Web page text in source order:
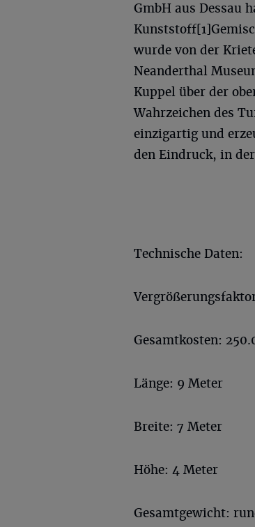
GmbH aus Dessau
wurde von der
Neanderthal
Kuppel über der
Wahrzeichen des
einzigartig und
den Eindruck, in
Technische Daten:
Gesamtkosten:
Länge: 9 Meter
Breite: 7 Meter
Höhe: 4 Meter
Gesamtgewicht: